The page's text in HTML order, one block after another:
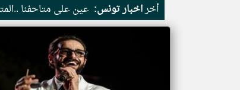
أخراخبار تونس: عين على متاحفنا
اخبار تونس من جريدة الشروق التونسية